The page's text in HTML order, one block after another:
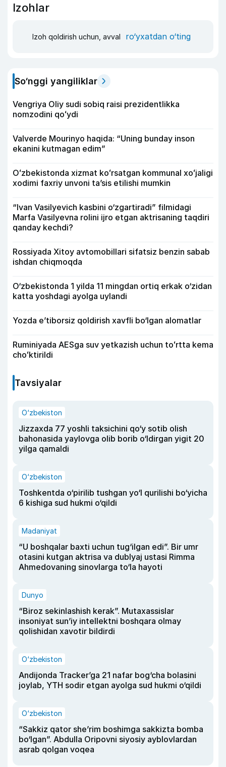
Izohlar
Izoh qoldirish uchun, avval ro‘yxatdan o‘ting
So‘nggi yangiliklar
Vengriya Oliy sudi sobiq raisi prezidentlikka
nomzodini qoʻydi
Valverde Mourinyo haqida: “Uning bunday inson
ekanini kutmagan edim”
Oʻzbekistonda xizmat koʻrsatgan kommunal xoʻjaligi
xodimi faxriy unvoni taʼsis etilishi mumkin
“Ivan Vasilyevich kasbini o‘zgartiradi” filmidagi
Marfa Vasilyevna rolini ijro etgan aktrisaning taqdiri
qanday kechdi?
Rossiyada Xitoy avtomobillari sifatsiz benzin sabab
ishdan chiqmoqda
O‘zbekistonda 1 yilda 11 mingdan ortiq erkak o‘zidan
katta yoshdagi ayolga uylandi
Yozda e’tiborsiz qoldirish xavfli bo‘lgan alomatlar
Ruminiyada AESga suv yetkazish uchun toʻrtta kema
choʻktirildi
Tavsiyalar
O‘zbekiston
Jizzaxda 77 yoshli taksichini qo‘y sotib olish
bahonasida yaylovga olib borib o‘ldirgan yigit 20
yilga qamaldi
O‘zbekiston
Toshkentda o‘pirilib tushgan yo‘l qurilishi bo‘yicha
6 kishiga sud hukmi o‘qildi
Madaniyat
“U boshqalar baxti uchun tug‘ilgan edi”. Bir umr
otasini kutgan aktrisa va dublyaj ustasi Rimma
Ahmedovaning sinovlarga to‘la hayoti
Dunyo
“Biroz sekinlashish kerak”. Mutaxassislar
insoniyat sun’iy intellektni boshqara olmay
qolishidan xavotir bildirdi
O‘zbekiston
Andijonda Tracker’ga 21 nafar bog‘cha bolasini
joylab, YTH sodir etgan ayolga sud hukmi o‘qildi
O‘zbekiston
“Sakkiz qator she’rim boshimga sakkizta bomba
bo‘lgan”. Abdulla Oripovni siyosiy ayblovlardan
asrab qolgan voqea